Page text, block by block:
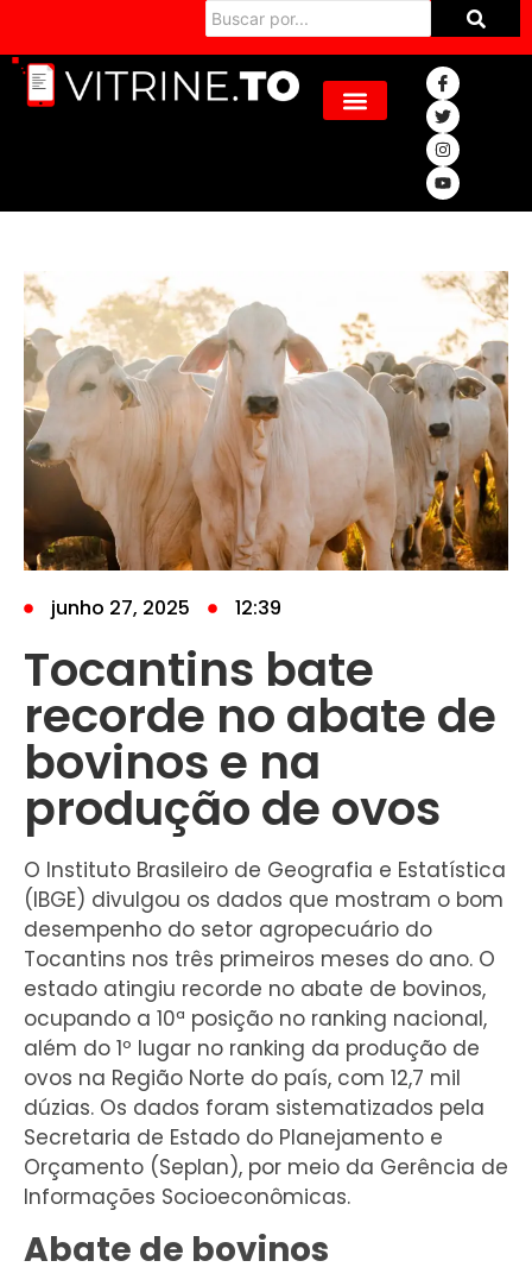
junho 27, 2025 12:39
Tocantins bate
recorde no abate de
bovinos e na
produção de ovos
O Instituto Brasileiro de Geografia e Estatística
(IBGE) divulgou os dados que mostram o bom
desempenho do setor agropecuário do
Tocantins nos três primeiros meses do ano. O
estado atingiu recorde no abate de bovinos,
ocupando a 10ª posição no ranking nacional,
além do 1º lugar no ranking da produção de
ovos na Região Norte do país, com 12,7 mil
dúzias. Os dados foram sistematizados pela
Secretaria de Estado do Planejamento e
Orçamento (Seplan), por meio da Gerência de
Informações Socioeconômicas.
Abate de bovinos